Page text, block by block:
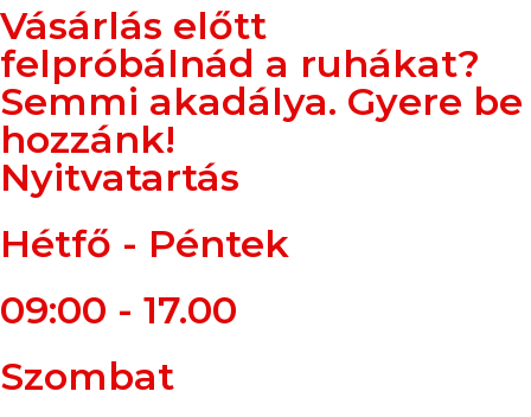
Vásárlás előtt
felpróbálnád a ruhákat?
Semmi akadálya. Gyere be
hozzánk!
Nyitvatartás
Hétfő - Péntek
09:00 - 17.00
Szombat